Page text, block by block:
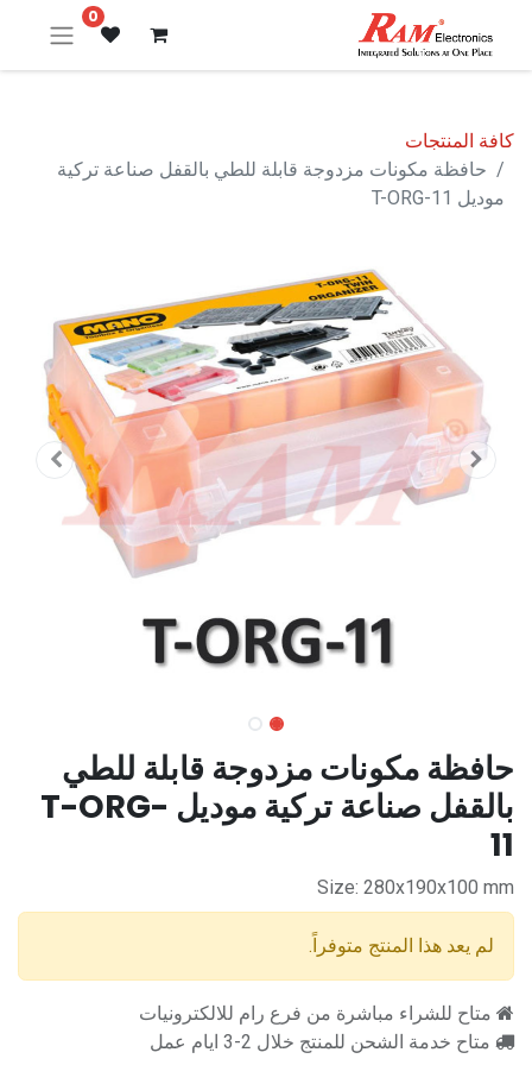
0
كافة المنتجات
حافظة مكونات مزدوجة قابلة للطي بالقفل صناعة تركية
موديل T-ORG-11
حافظة مكونات مزدوجة قابلة للطي
بالقفل صناعة تركية موديل T-ORG-
11
Size: 280x190x100 mm
لم يعد هذا المنتج متوفراً.
متاح للشراء مباشرة من فرع رام للالكترونيات
متاح خدمة الشحن للمنتج خلال 2-3 ايام عمل